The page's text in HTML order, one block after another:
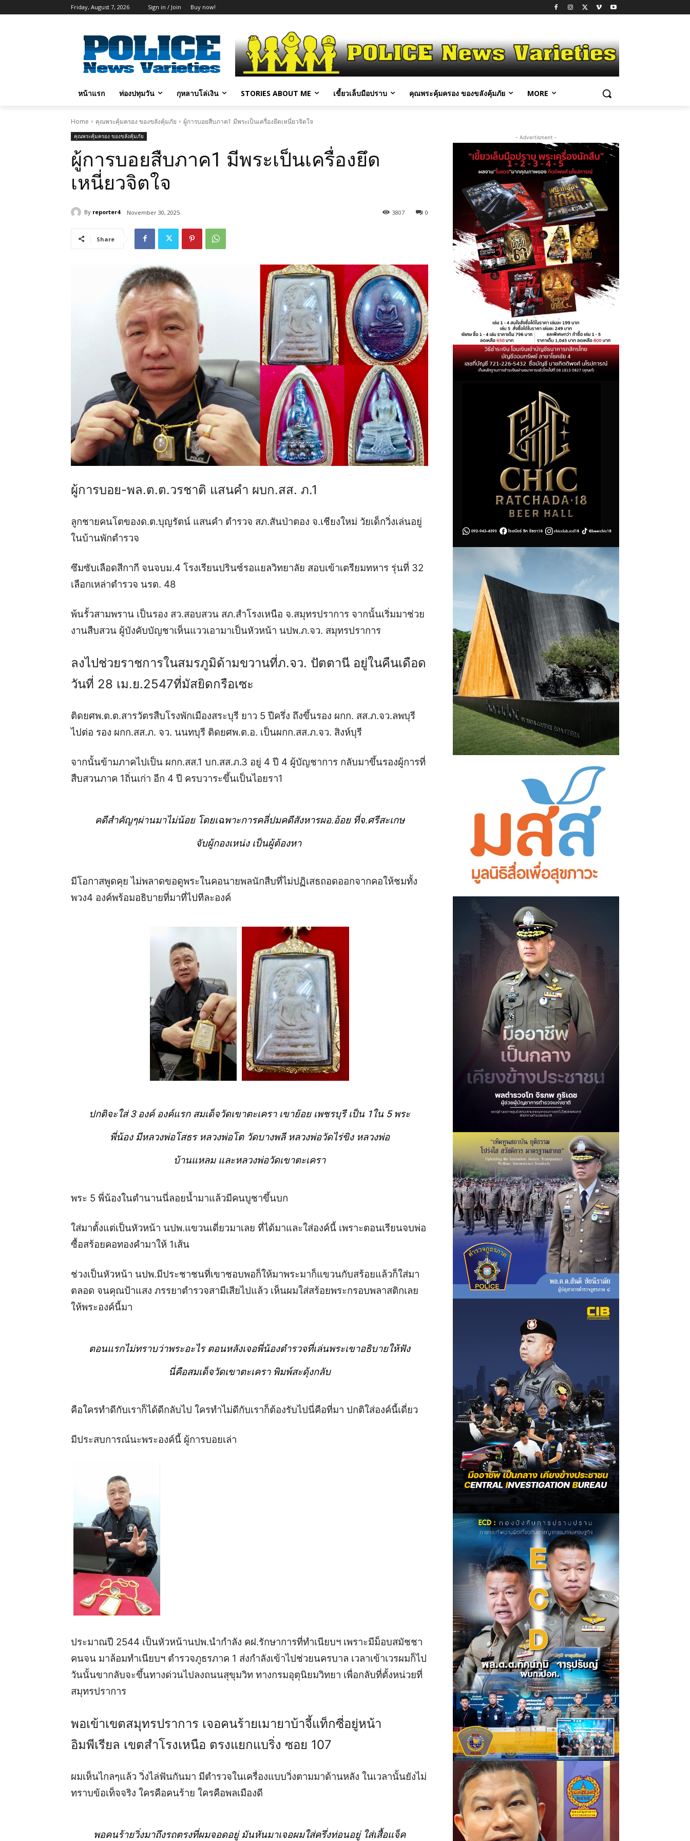
Friday, August 7, 2026 Sign in / Join Buy now!
หน้าแรก ท่องปทุมวัน กุหลาบโล่เงิน STORIES ABOUT ME เขี้ยวเล็บมือปราบ คุณพระคุ้มครอง ของขลังคุ้มภัย MORE
Home คุณพระคุ้มครอง ของขลังคุ้มภัย ผู้การบอยสืบภาค1 มีพระเป็นเครื่องยึดเหนี่ยวจิตใจ
คุณพระคุ้มครอง ของขลังคุ้มภัย
ผู้การบอยสืบภาค1 มีพระเป็นเครื่องยึด
เหนี่ยวจิตใจ
By reporter4 November 30, 2025 0
3807
Share
ผู้การบอย-พล.ต.ต.วรชาติ แสนคำ ผบก.สส. ภ.1
ลูกชายคนโตของด.ต.บุญรัตน์ แสนคำ ตำรวจ สภ.สันป่าตอง จ.เชียงใหม่ วัยเด็กวิ่งเล่นอยู่
ในบ้านพักตำรวจ
ซึมซับเลือดสีกากี จนจบม.4 โรงเรียนปรินซ์รอแยลวิทยาลัย สอบเข้าเตรียมทหาร รุ่นที่ 32
เลือกเหล่าตำรวจ นรต. 48
พ้นรั้วสามพราน เป็นรอง สว.สอบสวน สภ.สำโรงเหนือ จ.สมุทรปราการ จากนั้นเริ่มมาช่วย
งานสืบสวน ผู้บังคับบัญชาเห็นแววเอามาเป็นหัวหน้า นปพ.ภ.จว. สมุทรปราการ
ลงไปช่วยราชการในสมรภูมิด้ามขวานที่ภ.จว. ปัตตานี อยู่ในคืนเดือด
วันที่ 28 เม.ย.2547ที่มัสยิดกรือเซะ
ติดยศพ.ต.ต.สารวัตรสืบโรงพักเมืองสระบุรี ยาว 5 ปีครึ่ง ถึงขึ้นรอง ผกก. สส.ภ.จว.ลพบุรี
ไปต่อ รอง ผกก.สส.ภ. จว. นนทบุรี ติดยศพ.ต.อ. เป็นผกก.สส.ภ.จว. สิงห์บุรี
จากนั้นข้ามภาคไปเป็น ผกก.สส.1 บก.สส.ภ.3 อยู่ 4 ปี 4 ผู้บัญชาการ กลับมาขึ้นรองผู้การที่
สืบสวนภาค 1ถิ่นเก่า อีก 4 ปี ครบวาระขึ้นเป็นไอยรา1
คดีสำคัญๆผ่านมาไม่น้อย โดยเฉพาะการคลี่ปมคดีสังหารผอ.อ้อย ที่จ.ศรีสะเกษ
จับผู้กองเหน่ง เป็นผู้ต้องหา
มีโอกาสพูดคุย ไม่พลาดขอดูพระในคอนายพลนักสืบที่ไม่ปฏิเสธถอดออกจากคอให้ชมทั้ง
พวง4 องค์พร้อมอธิบายที่มาที่ไปทีละองค์
ปกติจะใส่ 3 องค์ องค์แรก สมเด็จวัดเขาตะเครา เขาย้อย เพชรบุรี เป็น 1ใน 5 พระ
พี่น้อง มีหลวงพ่อโสธร หลวงพ่อโต วัดบางพลี หลวงพ่อวัดไร่ขิง หลวงพ่อ
บ้านแหลม และหลวงพ่อวัดเขาตะเครา
พระ 5 พี่น้องในตำนานนี่ลอยน้ำมาแล้วมีคนบูชาขึ้นบก
ใส่มาตั้งแต่เป็นหัวหน้า นปพ.แขวนเดี่ยวมาเลย ที่ได้มาและใส่องค์นี้ เพราะตอนเรียนจบพ่อ
ซื้อสร้อยคอทองคำมาให้ 1เส้น
ช่วงเป็นหัวหน้า นปพ.มีประชาชนที่เขาชอบพอก็ให้มาพระมาก็แขวนกับสร้อยแล้วก็ใส่มา
ตลอด จนคุณป้าแสง ภรรยาตำรวจสามีเสียไปแล้ว เห็นผมใส่สร้อยพระกรอบพลาสติกเลย
ให้พระองค์นี้มา
ตอนแรกไม่ทราบว่าพระอะไร ตอนหลังเจอพี่น้องตำรวจที่เล่นพระเขาอธิบายให้ฟัง
นี่คือสมเด็จวัดเขาตะเครา พิมพ์สะดุ้งกลับ
คือใครทำดีกับเราก็ได้ดีกลับไป ใครทำไม่ดีกับเราก็ต้องรับไปนี่คือที่มา ปกติใส่องค์นี้เดี่ยว
มีประสบการณ์นะพระองค์นี้ ผู้การบอยเล่า
ประมาณปี 2544 เป็นหัวหน้านปพ.นำกำลัง คฝ.รักษาการที่ทำเนียบฯ เพราะมีม็อบสมัชชา
คนจน มาล้อมทำเนียบฯ ตำรวจภูธรภาค 1 ส่งกำลังเข้าไปช่วยนครบาล เวลาเข้าเวรผมก็ไป
วันนั้นขากลับจะขึ้นทางด่วนไปลงถนนสุขุมวิท ทางกรมอุตุนิยมวิทยา เพื่อกลับที่ตั้งหน่วยที่
สมุทรปราการ
พอเข้าเขตสมุทรปราการ เจอคนร้ายเมายาบ้าจี้แท็กซี่อยู่หน้า
อิมพีเรียล เขตสำโรงเหนือ ตรงแยกแบริ่ง ซอย 107
ผมเห็นไกลๆแล้ว วิ่งไล่ฟันกันมา มีตำรวจในเครื่องแบบวิ่งตามมาด้านหลัง ในเวลานั้นยังไม่
ทราบข้อเท็จจริง ใครคือคนร้าย ใครคือพลเมืองดี
พอคนร้ายวิ่งมาถึงรถตรงที่ผมจอดอยู่ มันหันมาเจอผมใส่ครึ่งท่อนอยู่ ใส่เสื้อแจ็ค
- Advertisment -